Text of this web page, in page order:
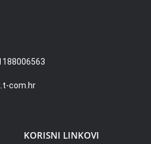
com.hr
KORISNI LINKOVI